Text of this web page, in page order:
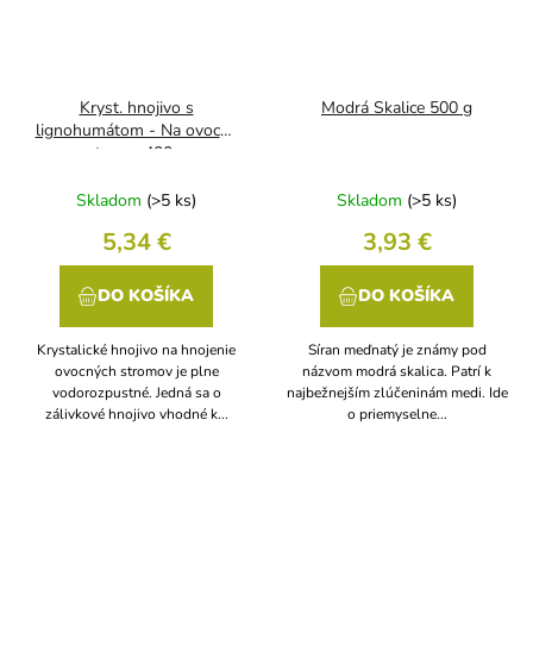
Kryst. hnojivo s
lignohumátom - Na ovocné
stromy 400 g
Skladom (>5 ks)
5,34 €
DO KOŠÍKA
Krystalické hnojivo na hnojenie
ovocných stromov je plne
vodorozpustné. Jedná sa o
zálivkové hnojivo vhodné k...
Modrá Skalice 500 g
Skladom (>5 ks)
3,93 €
DO KOŠÍKA
Síran meďnatý je známy pod
názvom modrá skalica. Patrí k
najbežnejším zlúčeninám medi. Ide
o priemyselne...